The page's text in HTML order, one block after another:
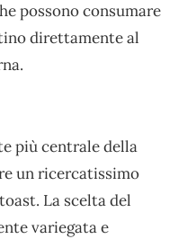
possono consumare
direttamente al
più centrale della
un ricercatissimo
La scelta del
variegata e